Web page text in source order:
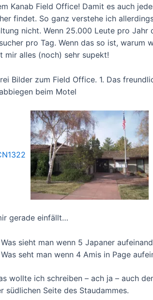
Kanab Field Office! Damit es auch
findet. So ganz verstehe ich
nicht. Wenn 25.000 Leute pro Jahr
pro Tag. Wenn das so ist, warum
mir alles (noch) sehr supekt!
Bilder zum Field Office. 1. Das
beim Motel
gerade einfällt…
Was sieht man wenn 5 Japaner
Was seht man wenn 4 Amis in Page
wollte ich schreiben – ach ja – auch
südlichen Seite des Staudammes.